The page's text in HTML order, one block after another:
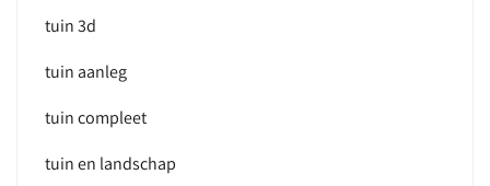
tuin 3d
tuin aanleg
tuin compleet
tuin en landschap